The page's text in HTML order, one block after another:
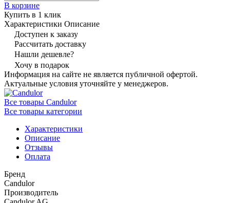
В корзине
Купить в 1 клик
Характеристики Описание
Доступен к заказу
Рассчитать доставку
Нашли дешевле?
Хочу в подарок
Информация на сайте не является публичной офертой.
Актуальные условия уточняйте у менеджеров.
Все товары Candulor
Все товары категории
Характеристики
Описание
Отзывы
Оплата
Бренд
Candulor
Производитель